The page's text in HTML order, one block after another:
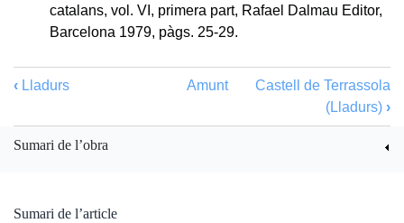
catalans, vol. VI, primera part, Rafael Dalmau Editor,
Barcelona 1979, pàgs. 25-29.
‹ Lladurs Amunt
Castell de Terrassola
(Lladurs) ›
Sumari de l’obra
Sumari de l’article